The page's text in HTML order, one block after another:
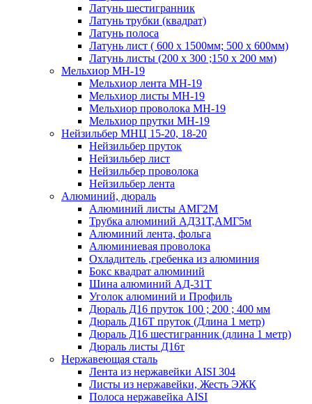
Латунь шестигранник
Латунь трубки (квадрат)
Латунь полоса
Латунь лист ( 600 х 1500мм; 500 х 600мм)
Латунь листы (200 х 300 ;150 х 200 мм)
Мельхиор МН-19
Мельхиор лента МН-19
Мельхиор листы МН-19
Мельхиор проволока МН-19
Мельхиор прутки МН-19
Нейзильбер МНЦ 15-20, 18-20
Нейзильбер пруток
Нейзильбер лист
Нейзильбер проволока
Нейзильбер лента
Алюминий, дюраль
Алюминий листы АМГ2М
Трубка алюминий АД31Т,АМГ5м
Алюминий лента, фольга
Алюминиевая проволока
Охладитель ,гребенка из алюминия
Бокс квадрат алюминий
Шина алюминий АД-31Т
Уголок алюминий и Профиль
Дюраль Д16 пруток 100 ; 200 ; 400 мм
Дюраль Д16Т пруток (Длина 1 метр)
Дюраль Д16 шестигранник (длина 1 метр)
Дюраль листы Д16т
Нержавеющая сталь
Лента из нержавейки AISI 304
Листы из нержавейки, Жесть ЭЖК
Полоса нержавейка АISI